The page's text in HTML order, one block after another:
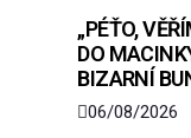
„PÉŤO,
DO
BIZARNÍ
06/08/2026